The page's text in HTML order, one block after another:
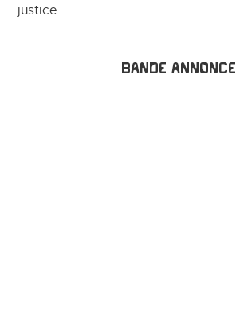
justice.
Bande annonce